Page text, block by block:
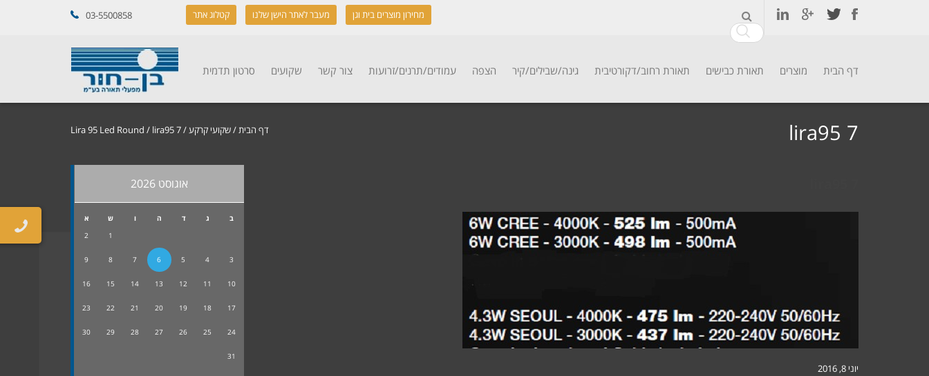
03-5500858 מחירון מוצרים בית וגן מעבר לאתר הישן שלנו קטלוג אתר
דף הבית מוצרים תאורת כבישים תאורת רחוב/דקורטיבית גינה/שבילים/קיר הצפה עמודים/תרנים/זרועות צור קשר שקועים סרטון תדמית
דף הבית/שקועי קרקע/
Lira 95 Led Round / lira95 7 lira95 7
יוני 8, 2016
אוגוסט 2026
ב ג ד ה ו ש
א
1
2
3
4
5
6
7
8
9
10
11
12
13
14
15
16
17
18
19
20
21
22
23
24
25
26
27
28
29
30
31